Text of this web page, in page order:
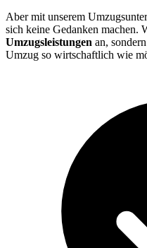
Aber mit unserem
sich keine Gedanken machen.
Umzugsleistungen an,
Umzug so wirtschaftlich wie